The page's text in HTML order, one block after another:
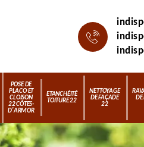
POSE DE
PLACO ET
CLOISON
22 CÔTES-
D'ARMOR
ETANCHÉITÉ
TOITURE 22
NETTOYAGE
DE FAÇADE
22
DE